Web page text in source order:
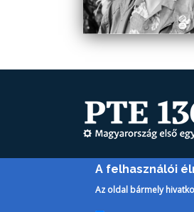
A felhasználói
Az oldal bármely